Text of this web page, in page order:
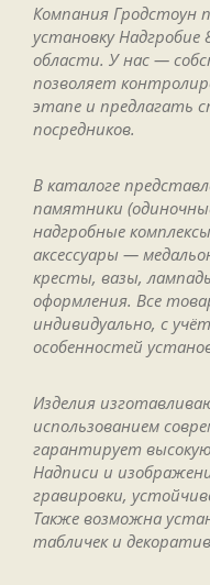
Компания Гродстоун
установку Надгробие
области. У нас —
позволяет
этапе и предлагать
посредников.
В каталоге
памятники
надгробные
аксессуары —
кресты, вазы,
оформления. Все
индивидуально, с
особенностей
Изделия
использованием
гарантирует
Надписи и
гравировки,
Также возможна
табличек и